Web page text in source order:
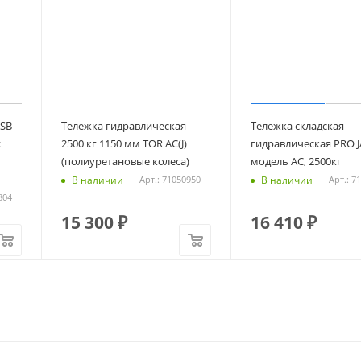
Тележка гидравлическая
2500 кг 1150 мм TOR AC(J)
(полиуретановые колеса)
В наличии Арт.: 71050950
15 300₽
Тележка складская
гидравлическая PRO
модель AC, 2500кг
В наличии Арт.:
16 410₽